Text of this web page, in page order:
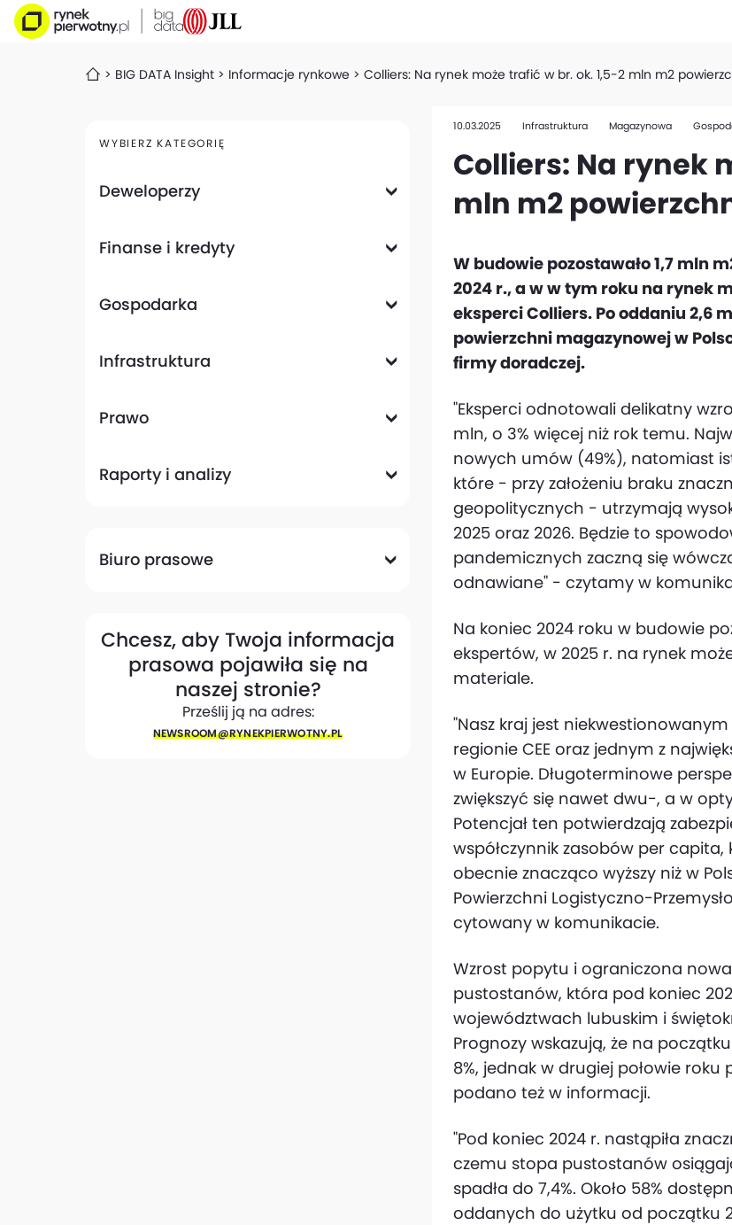
BIG DATA Insight Informacje rynkowe Colliers: Na rynek może trafić w br. ok. 1,5-2 mln m2
WYBIERZ KATEGORIĘ
Deweloperzy
Finanse i kredyty
Gospodarka
Infrastruktura
Prawo
Raporty i analizy
Biuro prasowe
Chcesz, aby Twoja informacja
prasowa pojawiła się na
naszej stronie?
Prześlij ją na adres:
NEWSROOM@​RYNEKPIERWOTNY.PL
10.03.2025 Infrastruktura Magazynowa
Colliers: Na rynek
mln m2
W budowie pozostawało 1,7 mln
2024 r., a w w tym roku na rynek
eksperci Colliers. Po oddaniu 2,6
powierzchni magazynowej w
firmy doradczej.
"Eksperci odnotowali delikatny
mln, o 3% więcej niż rok temu.
nowych umów (49%), natomiast
które - przy założeniu braku
geopolitycznych - utrzymają
2025 oraz 2026. Będzie to
pandemicznych zaczną się
odnawiane" - czytamy w
Na koniec 2024 roku w budowie
ekspertów, w 2025 r. na rynek
materiale.
"Nasz kraj jest
regionie CEE oraz jednym z
w Europie. Długoterminowe
zwiększyć się nawet dwu-, a w
Potencjał ten potwierdzają
współczynnik zasobów per
obecnie znacząco wyższy niż w
Powierzchni Logistyczno-
cytowany w komunikacie.
Wzrost popytu i ograniczona
pustostanów, która pod koniec
województwach lubuskim i
Prognozy wskazują, że na
8%, jednak w drugiej połowie
podano też w informacji.
"Pod koniec 2024 r. nastąpiła
czemu stopa pustostanów
spadła do 7,4%. Około 58%
oddanych do użytku od początku